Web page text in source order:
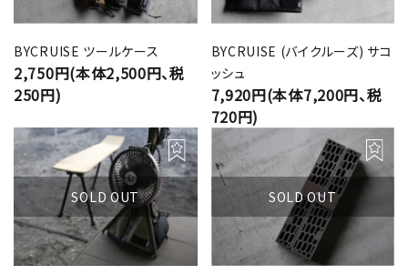
BYCRUISE ツールケース
2,750円(本体2,500円、税
250円)
BYCRUISE (バイクルーズ) サコ
ッシュ
7,920円(本体7,200円、税
720円)
SOLD OUT SOLD OUT